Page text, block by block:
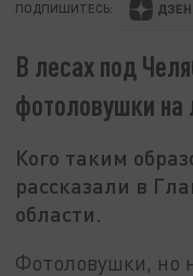
ПОДПИШИТЕСЬ:
В лесах под
фотоловушки
Кого таким
рассказали в
области.
Фотоловушки, но